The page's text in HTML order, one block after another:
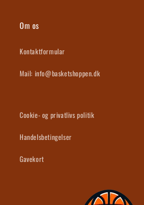
Om os
Kontaktformular
Mail: info@basketshoppen.dk
Cookie- og privatlivs politik
Handelsbetingelser
Gavekort